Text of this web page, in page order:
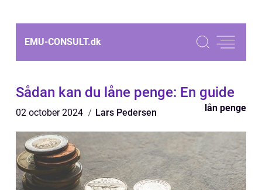
EMU-CONSULT.dk
Sådan kan du låne penge: En guide
02 october 2024 Lars Pedersen lån penge